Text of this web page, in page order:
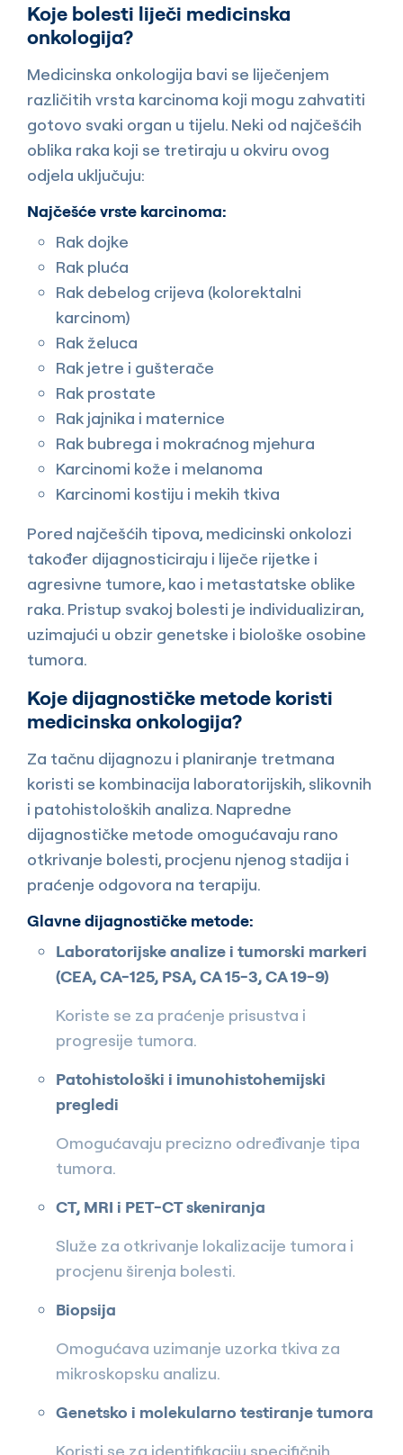
Koje bolesti liječi medicinska
onkologija?
Medicinska onkologija bavi se liječenjem
različitih vrsta karcinoma koji mogu zahvatiti
gotovo svaki organ u tijelu. Neki od najčešćih
oblika raka koji se tretiraju u okviru ovog
odjela uključuju:
Najčešće vrste karcinoma:
Rak dojke
Rak pluća
Rak debelog crijeva (kolorektalni
karcinom)
Rak želuca
Rak jetre i gušterače
Rak prostate
Rak jajnika i maternice
Rak bubrega i mokraćnog mjehura
Karcinomi kože i melanoma
Karcinomi kostiju i mekih tkiva
Pored najčešćih tipova, medicinski onkolozi
također dijagnosticiraju i liječe rijetke i
agresivne tumore, kao i metastatske oblike
raka. Pristup svakoj bolesti je individualiziran,
uzimajući u obzir genetske i biološke osobine
tumora.
Koje dijagnostičke metode koristi
medicinska onkologija?
Za tačnu dijagnozu i planiranje tretmana
koristi se kombinacija laboratorijskih, slikovnih
i patohistoloških analiza. Napredne
dijagnostičke metode omogućavaju rano
otkrivanje bolesti, procjenu njenog stadija i
praćenje odgovora na terapiju.
Glavne dijagnostičke metode:
Laboratorijske analize i tumorski markeri
(CEA, CA-125, PSA, CA 15-3, CA 19-9)
Koriste se za praćenje prisustva i
progresije tumora.
Patohistološki i imunohistohemijski
pregledi
Omogućavaju precizno određivanje tipa
tumora.
CT, MRI i PET-CT skeniranja
Služe za otkrivanje lokalizacije tumora i
procjenu širenja bolesti.
Biopsija
Omogućava uzimanje uzorka tkiva za
mikroskopsku analizu.
Genetsko i molekularno testiranje tumora